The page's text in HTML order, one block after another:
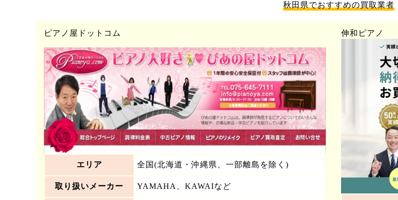
秋田県でおすすめの買取業者
ピアノ屋ドットコム
エリア 全国(北海道・沖縄県、一部離島を除く)
取り扱いメーカー YAMAHA、KAWAIなど
伸和ピアノ